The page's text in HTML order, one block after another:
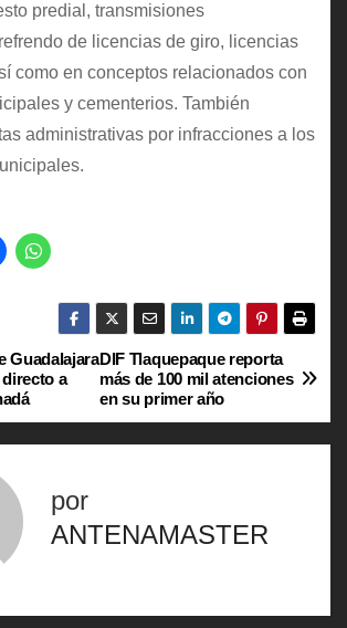
predial, transmisiones
de licencias de giro, licencias
como en conceptos relacionados con
y cementerios. También
administrativas por infracciones a los
DIF Tlaquepaque reporta
más de 100 mil atenciones
en su primer año
Guadalajara
a
por
ANTENAMASTER